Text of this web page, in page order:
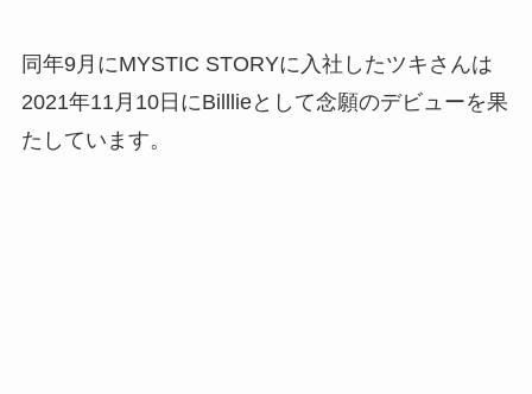
同年9月にMYSTIC STORYに入社したツキさんは
2021年11月10日にBilllieとして念願のデビューを果
たしています。